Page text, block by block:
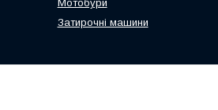
Мотобури
Затирочні машини